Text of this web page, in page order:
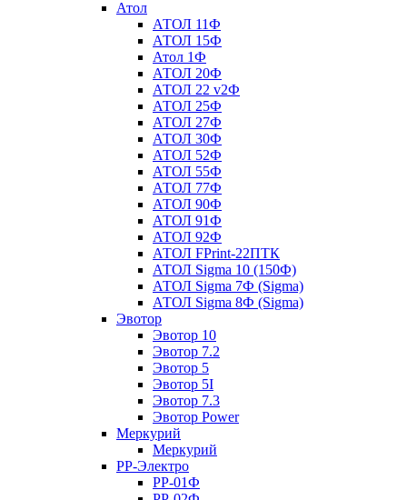
Атол
АТОЛ 11Ф
АТОЛ 15Ф
Атол 1Ф
АТОЛ 20Ф
АТОЛ 22 v2Ф
АТОЛ 25Ф
АТОЛ 27Ф
АТОЛ 30Ф
АТОЛ 52Ф
АТОЛ 55Ф
АТОЛ 77Ф
АТОЛ 90Ф
АТОЛ 91Ф
АТОЛ 92Ф
АТОЛ FPrint-22ПТК
АТОЛ Sigma 10 (150Ф)
АТОЛ Sigma 7Ф (Sigma)
АТОЛ Sigma 8Ф (Sigma)
Эвотор
Эвотор 10
Эвотор 7.2
Эвотор 5
Эвотор 5I
Эвотор 7.3
Эвотор Power
Меркурий
Меркурий
РР-Электро
РР-01Ф